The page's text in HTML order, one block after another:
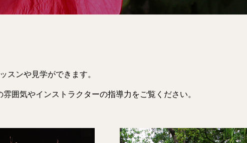
スンや見学ができます。
囲気やインストラクターの指導力をご覧ください。